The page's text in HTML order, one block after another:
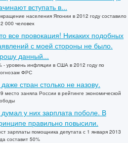
вступать в...
населения Японии в 2012 году составило
000 человек
все провокация! Никаких подобных
с моей стороны не было.
данный...
- уровень инфляции в США в 2012 году по
ФРС
стран столько не назову.
место заняла России в рейтинге экономической
у них зарплата поболе. В
правильно повысили.
зарплаты помощника депутата с 1 января 2013
составит 50%